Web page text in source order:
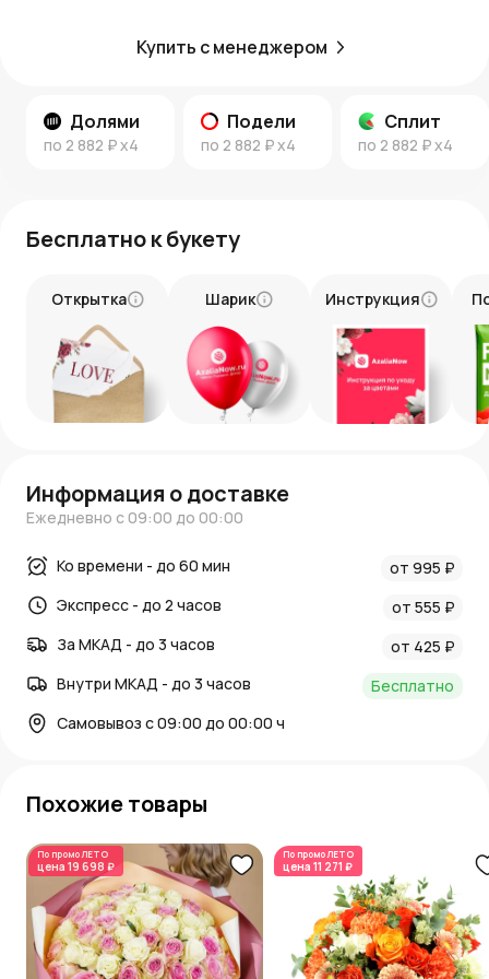
Купить с менеджером
Долями
по 2 882 ₽x4
Подели
по 2 882 ₽x4
Сплит
по 2 882 ₽x4
Бесплатно к букету
Открытка Шарик Инструкция
Информация о доставке
Ежедневно с 09:00 до 00:00
Ко времени - до 60 мин
от 995 ₽
Экспресс - до 2 часов
от 555 ₽
За МКАД - до 3 часов
от 425 ₽
Внутри МКАД - до 3 часов
Бесплатно
Самовывоз с 09:00 до 00:00 ч
Похожие товары
По промоЛЕТО
цена 19 698 ₽
По промоЛЕТО
цена 11 271 ₽